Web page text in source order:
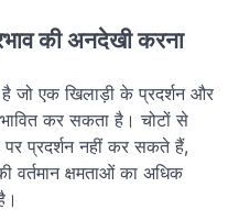
की अनदेखी करना
है जो एक खिलाड़ी के प्रदर्शन और
कर सकता है। चोटों से
प्रदर्शन नहीं कर सकते हैं,
क्षमताओं का अधिक